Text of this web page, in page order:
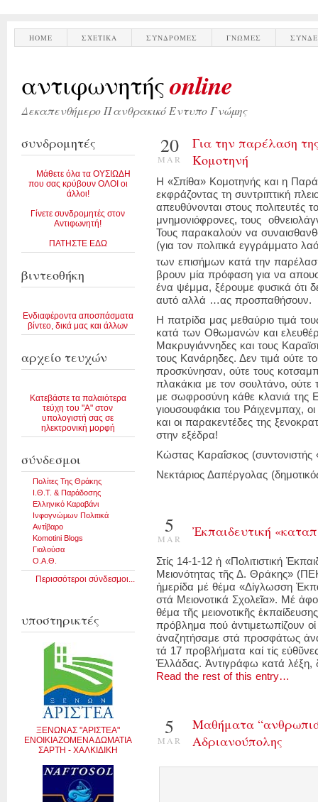
HOME ΣΧΕΤΙΚΑ ΣΥΝΔΡΟΜΕΣ ΓΝΩΜΕΣ
αντιφωνητήςonline
Δεκαπενθήμερο Πανθρακικό Εντυπο Γνώμης
συνδρομητές
Μάθετε όλα τα ΟΥΣΙΩΔΗ
που σας κρύβουν ΟΛΟΙ οι
άλλοι!
Γίνετε συνδρομητές στον
Αντιφωνητή!
ΠΑΤΗΣΤΕ ΕΔΩ
βιντεοθήκη
Ενδιαφέροντα αποσπάσματα
βίντεο, δικά μας και άλλων
αρχείο τευχών
Κατεβάστε τα παλαιότερα
τεύχη του "Α" στον
υπολογιστή σας σε
ηλεκτρονική μορφή
σύνδεσμοι
Πολίτες Της Θράκης
Ι.Θ.Τ. & Παράδοσης
Ελληνικό Καραβάνι
Ινφογνώμων Πολιτικά
Αντίβαρο
Komotini Blogs
Γιαλούσα
Ο.Α.Θ.
Περισσότεροι σύνδεσμοι...
υποστηρικτές
ΞΕΝΩΝΑΣ "ΑΡΙΣΤΕΑ"
ΕΝΟΙΚΙΑΖΟΜΕΝΑ ΔΩΜΑΤΙΑ
ΣΑΡΤΗ - ΧΑΛΚΙΔΙΚΗ
20
MAR
Για την παρέλαση
Κομοτηνή
Η «Σπίθα» Κομοτηνής και η
εκφράζοντας τη συντριπτική
απευθύνονται στους πολιτευτές
μνημονιόφρονες, τους
Τους παρακαλούν να
(για τον πολιτικά εγγράμματο
των επισήμων κατά την
βρουν μία πρόφαση για να
ένα ψέμμα, ξέρουμε φυσικά ότι
αυτό αλλά …ας προσπαθήσουν.
Η πατρίδα μας μεθαύριο τιμά
κατά των Οθωμανών και
Μακρυγιάννηδες και τους
τους Κανάρηδες. Δεν τιμά ούτε
προσκύνησαν, ούτε τους
πλακάκια με τον σουλτάνο, ούτε
με σωφροσύνη κάθε κλανιά
γιουσουφάκια του Ράιχενμπαχ,
και οι παρακεντέδες της
στην εξέδρα!
Κώστας Καραΐσκος
Νεκτάριος Δαπέργολας
5
MAR Ἐκπαιδευτική
Στίς 14-1-12 ἡ «Πολιτιστική
Μειονότητας τῆς Δ. Θράκης»
ἡμερίδα μέ θέμα «Δίγλωσση
στά Μειονοτικά Σχολεῖα». Μέ
θέμα τῆς μειονοτικῆς
πρόβλημα πού ἀντιμετωπίζουν
ἀναζητήσαμε στά προσφάτως
τά 17 προβλήματα καί τίς
Ἑλλάδας. Ἀντιγράφω κατά λέξη,
Read the rest of this entry…
5
MAR
Μαθήματα
Αδριανούπολης